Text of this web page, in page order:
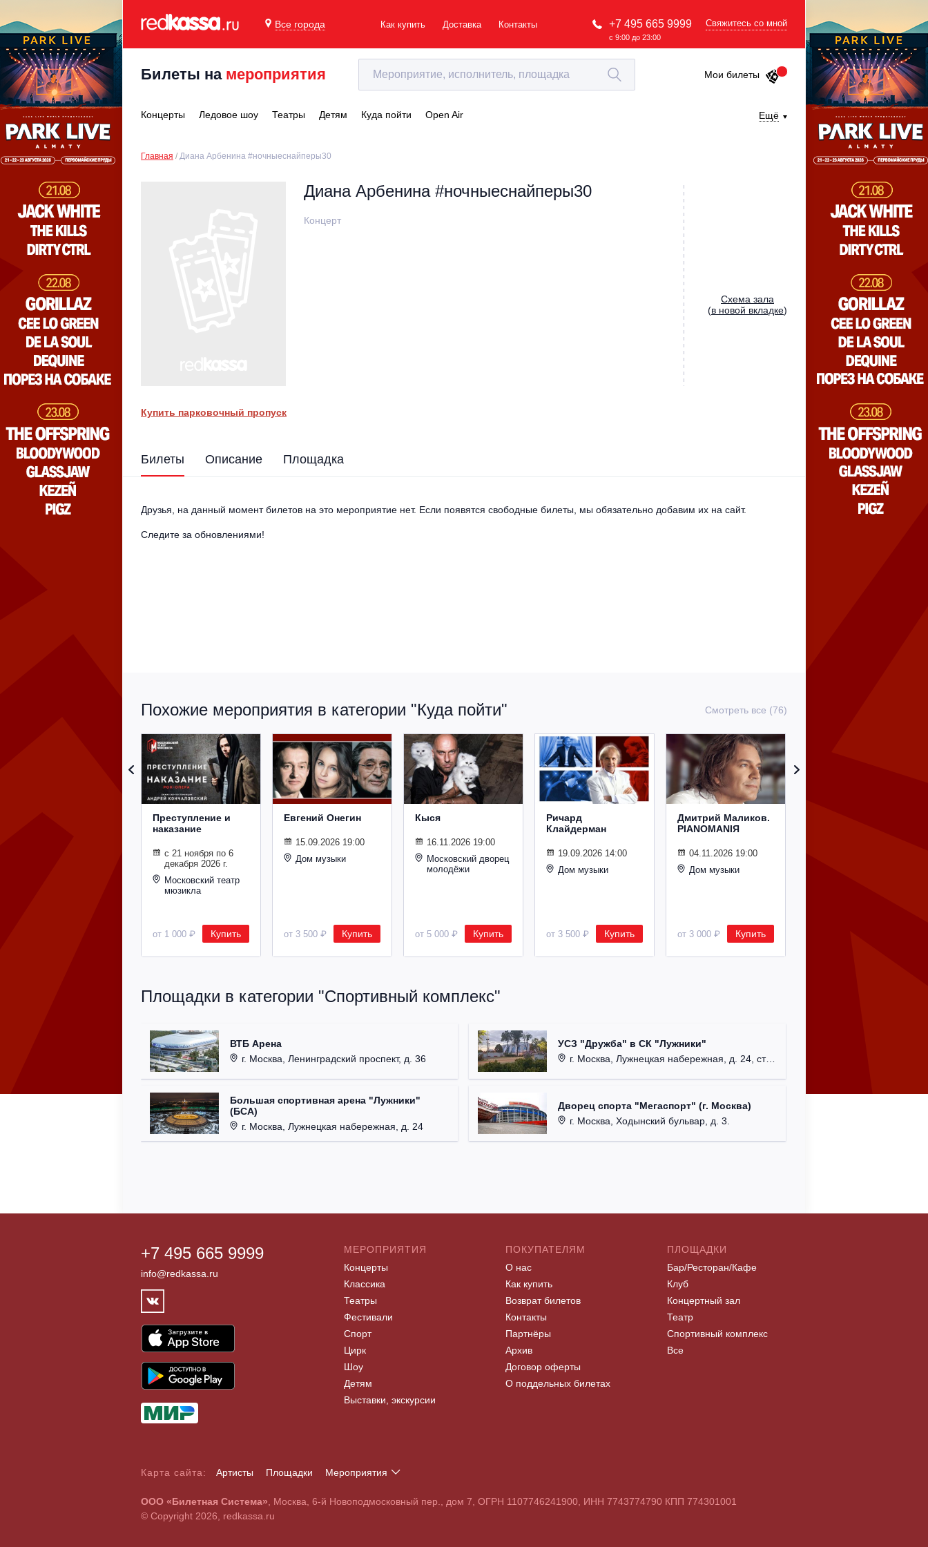
Все города Как купить Доставка Контакты +7 495 665 9999
с 9:00 до 23:00
Свяжитесь со мной
Билеты на мероприятия Мои билеты
Концерты Ледовое шоу Театры Детям Куда пойти Open Air Ещё
Главная Диана Арбенина #ночныеснайперы30
Диана Арбенина #ночныеснайперы30
Концерт
Cхема зала
(в новой вкладке)
Купить парковочный пропуск
Билеты Описание Площадка
Друзья, на данный момент билетов на это мероприятие нет. Если появятся свободные билеты, мы обязательно добавим их на сайт.
Следите за обновлениями!
Похожие мероприятия в категории "Куда пойти" Смотреть все (76)
Преступление и
наказание
с 21 ноября по 6
декабря 2026 г.
Московский театр
мюзикла
от 1 000 ₽ Купить
Евгений Онегин
15.09.2026 19:00
Дом музыки
от 3 500 ₽ Купить
Кыся
16.11.2026 19:00
Московский дворец
молодёжи
от 5 000 ₽ Купить
Ричард
Клайдерман
19.09.2026 14:00
Дом музыки
от 3 500 ₽ Купить
Дмитрий Маликов.
PIANOMANIЯ
04.11.2026 19:00
Дом музыки
от 3 000 ₽ Купить
Площадки в категории "Спортивный комплекс"
ВТБ Арена
г. Москва, Ленинградский проспект, д. 36
Большая спортивная арена "Лужники"
(БСА)
г. Москва, Лужнецкая набережная, д. 24
УСЗ "Дружба" в СК "Лужники"
г. Москва, Лужнецкая набережная, д. 24, стр. 5
Дворец спорта "Мегаспорт" (г. Москва)
г. Москва, Ходынский бульвар, д. 3.
+7 495 665 9999
info@redkassa.ru
МЕРОПРИЯТИЯ
Концерты
Классика
Театры
Фестивали
Спорт
Цирк
Шоу
Детям
Выставки, экскурсии
ПОКУПАТЕЛЯМ
О нас
Как купить
Возврат билетов
Контакты
Партнёры
Архив
Договор оферты
О поддельных билетах
ПЛОЩАДКИ
Бар/Ресторан/Кафе
Клуб
Концертный зал
Театр
Спортивный комплекс
Все
Карта сайта: Артисты Площадки
Мероприятия
A B C D E F G H I J K L M N O P Q R S T U V W X Y Z
0 1 2 3 4 5 6 7 8 9
ООО «Билетная Система» , Москва, 6-й Новоподмосковный пер., дом 7, ОГРН 1107746241900, ИНН 7743774790 КПП 774301001
© Copyright 2026, redkassa.ru